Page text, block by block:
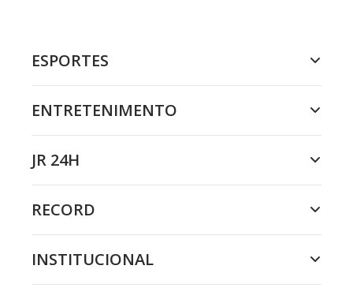
ESPORTES
ENTRETENIMENTO
JR 24H
RECORD
INSTITUCIONAL